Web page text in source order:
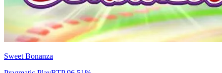
Sweet Bonanza